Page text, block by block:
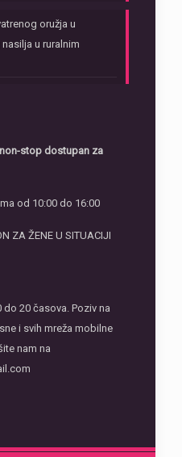
oružja u
u ruralnim
stop dostupan za
od 10:00 do 16:00
ZA ŽENE U SITUACIJI
20 časova. Poziv na
i svih mreža mobilne
nam na